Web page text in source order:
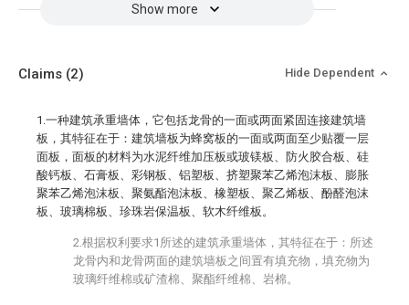
Show more
Claims (2) Hide Dependent
1.一种建筑承重墙体，它包括龙骨的一面或两面紧固连接建筑墙
板，其特征在于：建筑墙板为蜂窝板的一面或两面至少贴覆一层
面板，面板的材料为水泥纤维加压板或玻镁板、防火胶合板、硅
酸钙板、石膏板、彩钢板、铝塑板、挤塑聚苯乙烯泡沫板、膨胀
聚苯乙烯泡沫板、聚氨酯泡沫板、橡塑板、聚乙烯板、酚醛泡沫
板、玻璃棉板、珍珠岩保温板、软木纤维板。
2.根据权利要求1所述的建筑承重墙体，其特征在于：所述
龙骨内和龙骨两面的建筑墙板之间置有填充物，填充物为
玻璃纤维棉或矿渣棉、聚酯纤维棉、岩棉。